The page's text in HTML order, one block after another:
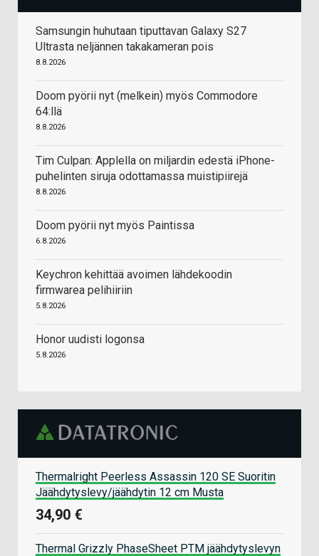
Samsungin huhutaan tiputtavan Galaxy S27
Ultrasta neljännen takakameran pois
8.8.2026
Doom pyörii nyt (melkein) myös Commodore
64:llä
8.8.2026
Tim Culpan: Applella on miljardin edestä iPhone-
puhelinten siruja odottamassa muistipiirejä
8.8.2026
Doom pyörii nyt myös Paintissa
6.8.2026
Keychron kehittää avoimen lähdekoodin
firmwarea pelihiiriin
5.8.2026
Honor uudisti logonsa
5.8.2026
Thermalright Peerless Assassin 120 SE Suoritin
Jäähdytyslevy/jäähdytin 12 cm Musta
34,90 €
Thermal Grizzly PhaseSheet PTM jäähdytyslevyn